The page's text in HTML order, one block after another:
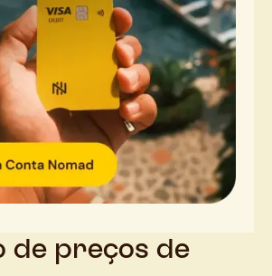
de preços de